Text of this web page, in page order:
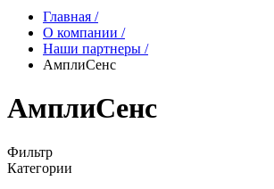
Главная /
О компании /
Наши партнеры /
АмплиСенс
АмплиСенс
Фильтр
Категории